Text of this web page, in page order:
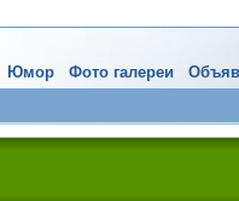
Юмор Фото галереи